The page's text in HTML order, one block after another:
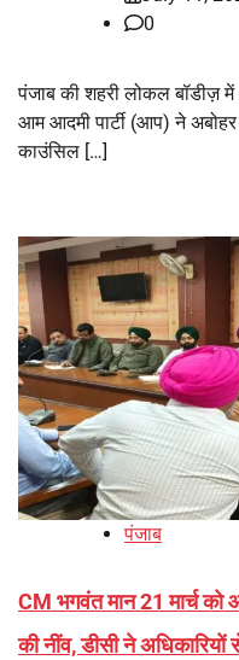
0
पंजाब की शहरी लोकल बॉडीज़
आम आदमी पार्टी (आप) ने अबोहर
काउंसिल […]
पंजाब
CM भगवंत मान 21 मार्च को
की नींव, डीसी ने